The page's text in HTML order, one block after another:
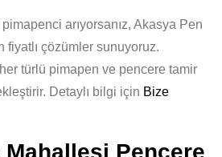
arıyorsanız, Akasya Pen
çözümler sunuyoruz.
türlü pimapen ve pencere tamir
Detaylı bilgi için Bize
Pencere